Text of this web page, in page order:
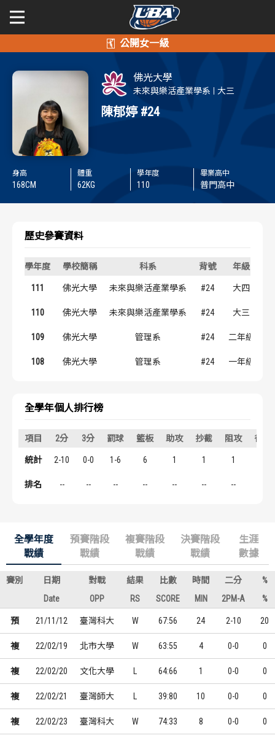
學年度
賽事資訊
賽程表
球隊資訊
歷屆冠軍
歷屆個人獎得主
公開女一級
學年度
賽事資訊
賽程表
球隊資訊
歷屆冠軍
歷屆個人獎得主
二級與一般組
新聞
佛光大學
未來與樂活產業學系 大三
陳郁婷 #24
身高
168CM
體重
62KG
學年度
110
畢業高中
普門高中
歷史參賽資料
學年度 學校簡稱 科系 背號 年級
111 佛光大學 未來與樂活產業學系 #24 大四
110 佛光大學 未來與樂活產業學系 #24 大三
109 佛光大學 管理系 #24 二年級
108 佛光大學 管理系 #24 一年級
全學年個人排行榜
項目 2分 3分 罰球 籃板 助攻 抄截 阻攻 得分
統計 2-10 0-0 1-6 6 1 1 1
排名 -- -- -- -- -- -- --
全學年度
戰績
預賽階段
戰績
複賽階段
戰績
決賽階段
戰績
生涯
數據
賽別 日期 對戰 結果 比數 時間 二分
%
Date
OPP RS SCORE MIN 2PM-A %
預 21/11/12 臺灣科大 W 67:56 24 2-10 20
複 22/02/19 北市大學 W 63:55 4 0-0 0
複 22/02/20 文化大學 64:66 1 0-0 0
複 22/02/21 臺灣師大 39:80 10 0-0 0
複 22/02/23 臺灣科大 W 74:33 8 0-0 0